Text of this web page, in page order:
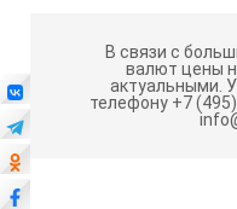
В связи с
валют цены
актуальными.
телефону +7